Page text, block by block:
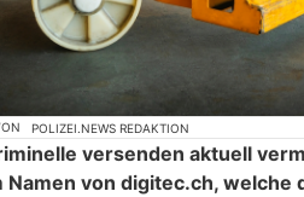
POLIZEI.NEWS REDAKTION
versenden aktuell
Namen von digitec.ch, welche